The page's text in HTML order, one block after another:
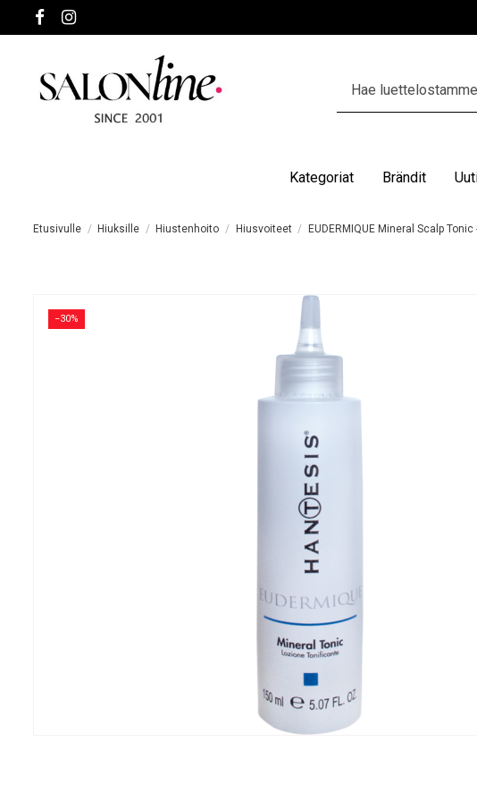
Kategoriat Brändit
Etusivulle Hiuksille Hiustenhoito Hiusvoiteet EUDERMIQUE Mineral Scalp
−30%